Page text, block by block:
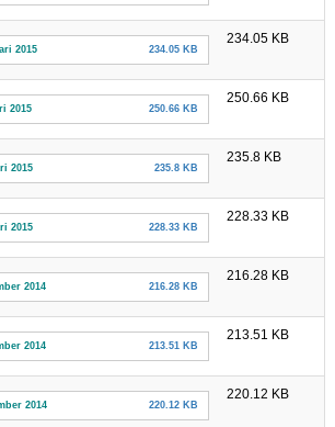
2015 234.05 KB
234.05 KB
2015 250.66 KB
250.66 KB
2015 235.8 KB
235.8 KB
2015 228.33 KB
228.33 KB
2014 216.28 KB
216.28 KB
2014 213.51 KB
213.51 KB
2014 220.12 KB
220.12 KB